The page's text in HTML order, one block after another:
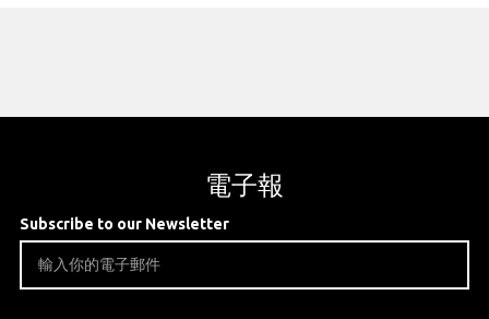
電子報
Subscribe to our Newsletter